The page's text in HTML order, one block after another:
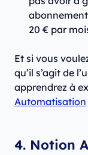
20 € par
Et si vous
qu’il s’agit de
apprendrez à
Automatisation
4. Notion